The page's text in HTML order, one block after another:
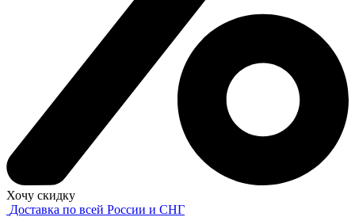
Хочу скидку
Доставка по всей России и СНГ